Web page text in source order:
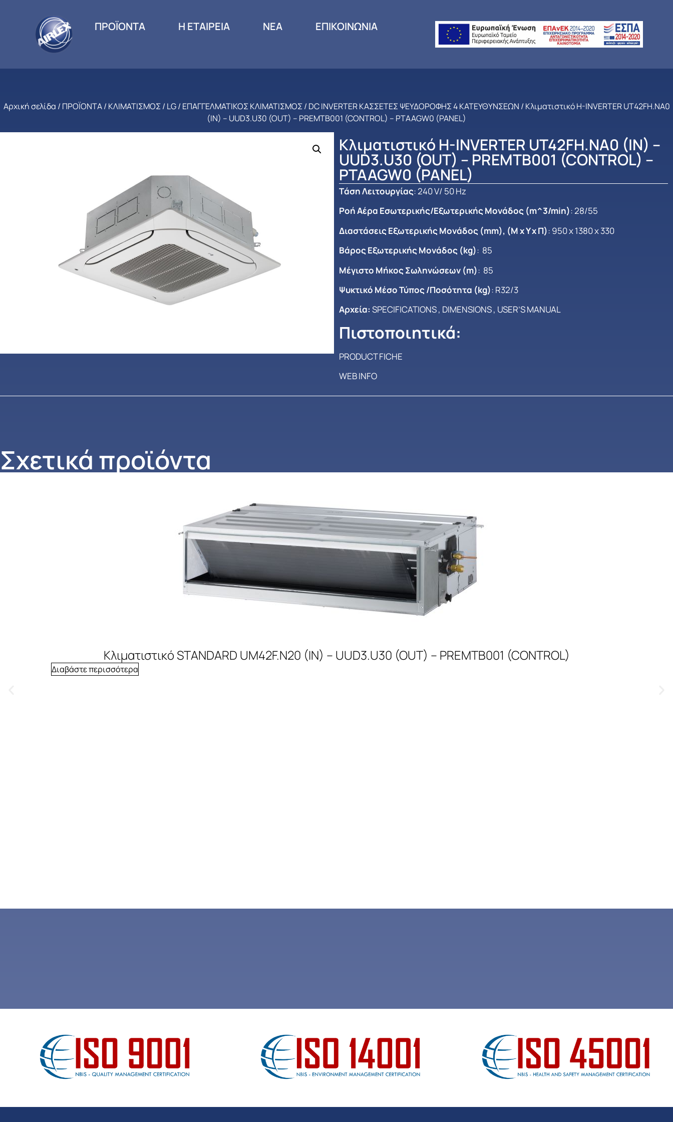
ΠΡΟΪΟΝΤΑ Η ΕΤΑΙΡΕΙΑ ΝΕΑ ΕΠΙΚΟΙΝΩΝΙΑ
Αρχική σελίδα / ΠΡΟΪΟΝΤΑ/ ΚΛΙΜΑΤΙΣΜΟΣ/ LG/ ΕΠΑΓΓΕΛΜΑΤΙΚΟΣ ΚΛΙΜΑΤΙΣΜΟΣ/ DC INVERTER ΚΑΣΣΕΤΕΣ ΨΕΥΔΟΡΟΦΗΣ 4 ΚΑΤΕΥΘΥΝΣΕΩΝ / Κλιματιστικό H-INVERTER UT42FH.NA0
(IN) – UUD3.U30 (OUT) – PREMTB001 (CONTROL) – PTAAGW0 (PANEL)
Κλιματιστικό H-INVERTER UT42FH.NA0 (IN) –
UUD3.U30 (OUT) – PREMTB001 (CONTROL) –
PTAAGW0 (PANEL)
Tάση Λειτουργίας: 240 V/ 50 Hz
Ροή Αέρα Εσωτερικής/Εξωτερικής Μονάδος (m^3/min): 28/55
Διαστάσεις Εξωτερικής Μονάδος (mm), (Μ x Y x Π): 950 x 1380 x 330
Βάρος Εξωτερικής Μονάδος (kg): 85
Μέγιστο Mήκος Σωληνώσεων (m): 85
Ψυκτικό Μέσο Τύπος /Ποσότητα (kg): R32/3
Αρχεία: SPECIFICATIONS, DIMENSIONS, USER’S MANUAL
Πιστοποιητικά:
PRODUCT FICHE
WEB INFO
Σχετικά προϊόντα
Κλιματιστικό STANDARD UM42F.N20 (IN) – UUD3.U30 (OUT) – PREMTB001 (CONTROL)
Διαβάστε περισσότερα